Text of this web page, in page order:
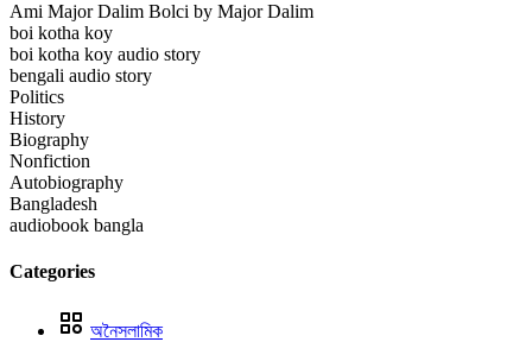
Ami Major Dalim Bolci by Major Dalim
boi kotha koy
boi kotha koy audio story
bengali audio story
Politics
History
Biography
Nonfiction
Autobiography
Bangladesh
audiobook bangla
Categories
অনৈসলামিক